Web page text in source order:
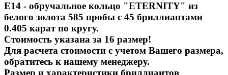
E14 - обручальное кольцо "ETERNITY" из
белого золота 585 пробы с 45 бриллиантами
0.405 карат по кругу.
Стоимость указана за 16 размер!
Для расчета стоимости с учетом Вашего размера,
обратитесь к нашему менеджеру.
Размер и характеристики бриллиантов